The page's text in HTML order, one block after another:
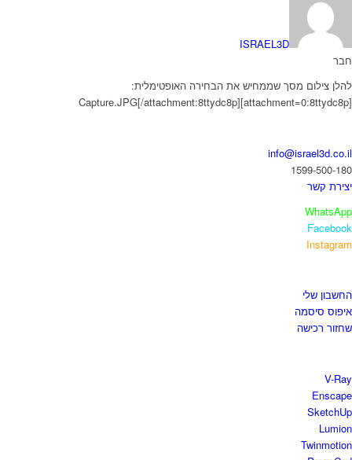
ISRAEL3D
חבר
להלן צילום מסך שממחיש את הבחירה האופטימלית:
[attachment=0:8ttydc8p]Capture.JPG[/attachment:8ttydc8p]
info@israel3d.co.il
1599-500-180
יצירת קשר
WhatsApp
Facebook
Instagram
החשבון שלי
איפוס סיסמה
שחזור רכישה
V-Ray
Enscape
SketchUp
Lumion
Twinmotion